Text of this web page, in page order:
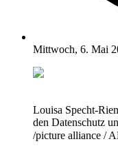
Mittwoch, 6. Mai
Louisa Specht-
den Datenschutz
/picture alliance /